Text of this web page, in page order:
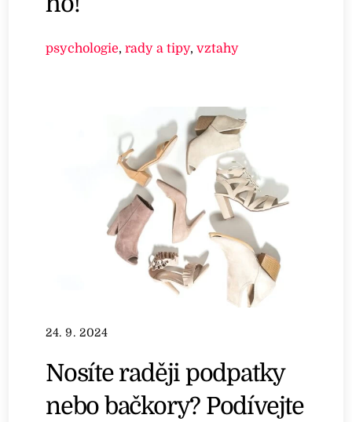
psychologie,rady a tipy,vztahy
24. 9. 2024
Nosíte raději podpatky
nebo bačkory? Podívejte